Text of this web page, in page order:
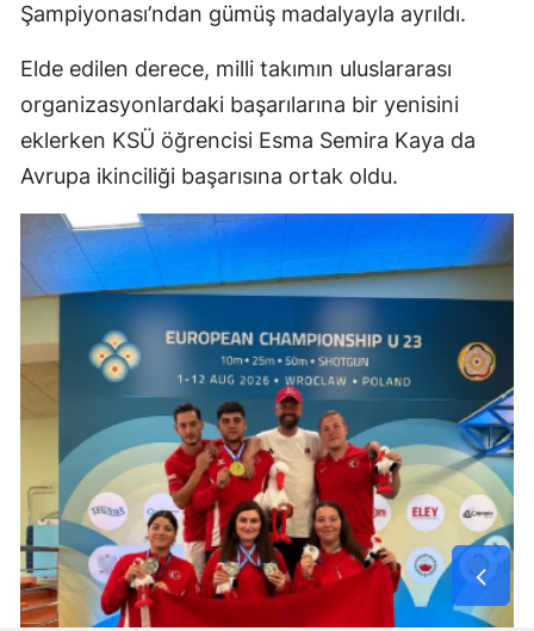
Şampiyonası’ndan gümüş madalyayla ayrıldı.
Elde edilen derece, milli takımın uluslararası
organizasyonlardaki başarılarına bir yenisini
eklerken KSÜ öğrencisi Esma Semira Kaya da
Avrupa ikinciliği başarısına ortak oldu.